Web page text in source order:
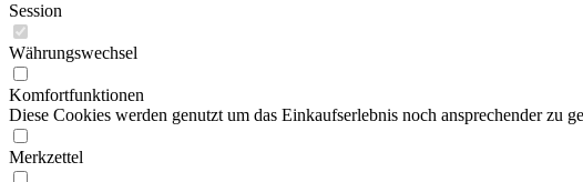
Session
Währungswechsel
Komfortfunktionen
Diese Cookies werden genutzt um das Einkaufserlebnis noch ansprechender zu
Merkzettel